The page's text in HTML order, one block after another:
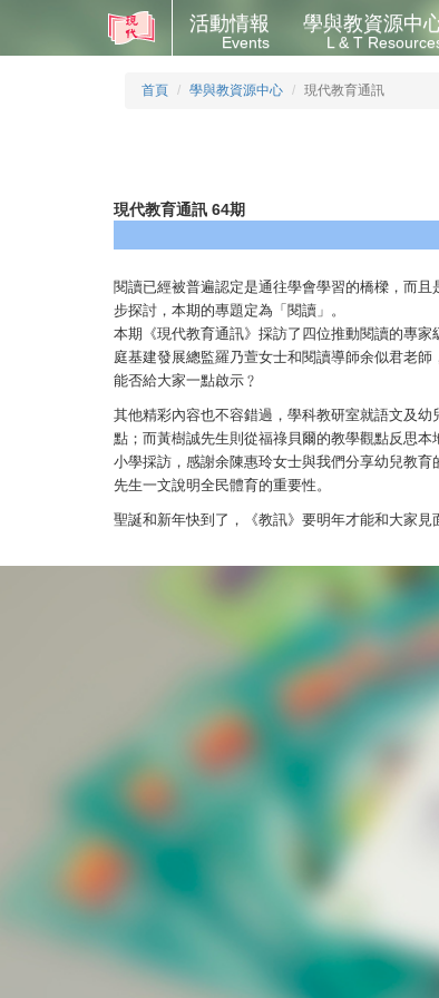
活動情報
Events
學與教資源中
L & T
首頁 學與教資源中心 現代教育通訊
現代教育通訊 64期
閱讀已經被普遍認定是通往學會學習的橋樑，而
步探討，本期的專題定為「閱讀」。
本期《現代教育通訊》採訪了四位推動閱讀的專
庭基建發展總監羅乃萱女士和閱讀導師余似君老
能否給大家一點啟示﹖
其他精彩內容也不容錯過，學科教研室就語文及
點；而黃樹誠先生則從福祿貝爾的教學觀點反思
小學採訪，感謝余陳惠玲女士與我們分享幼兒教
先生一文說明全民體育的重要性。
聖誕和新年快到了，《教訊》要明年才能和大家見